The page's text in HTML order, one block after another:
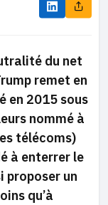
du net
remet en
en 2015 sous
nommé à
télécoms)
à enterrer le
proposer un
qu’à